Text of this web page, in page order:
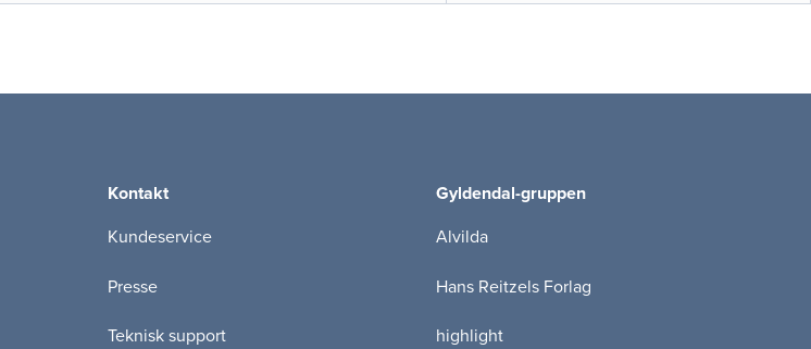
Kontakt
Kundeservice
Presse
Teknisk support
Gyldendal-gruppen
Alvilda
Hans Reitzels Forlag
highlight